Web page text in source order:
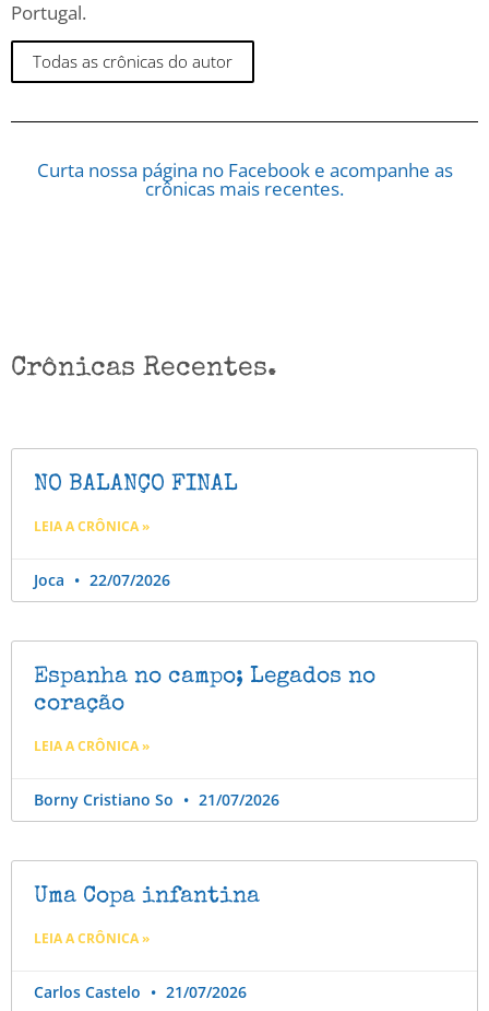
Portugal.
Todas as crônicas do autor
Curta nossa página no Facebook e acompanhe as
crônicas mais recentes.
Crônicas Recentes.
NO BALANÇO FINAL
LEIA A CRÔNICA »
Joca 22/07/2026
Espanha no campo; Legados no
coração
LEIA A CRÔNICA »
Borny Cristiano So 21/07/2026
Uma Copa infantina
LEIA A CRÔNICA »
Carlos Castelo 21/07/2026